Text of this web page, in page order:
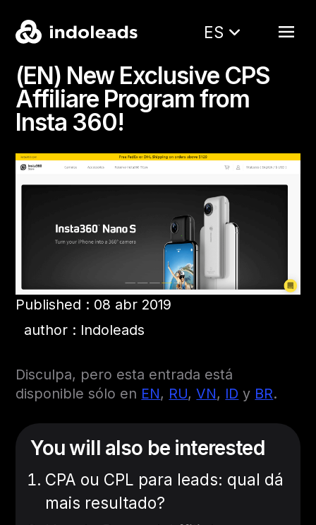
ES
(EN) New Exclusive CPS
Affiliare Program from
Insta 360!
Published : 08 abr 2019
author : Indoleads
Disculpa, pero esta entrada está
disponible sólo en EN, RU,VN, ID y BR.
You will also be interested
CPA ou CPL para leads: qual dá
mais resultado?